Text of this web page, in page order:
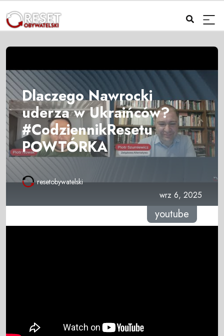
Dlaczego Nawrocki
uderza w Ukraińców?
#CodziennikResetu
POWTÓRKA
resetobywatelski
wrz 6, 2025
youtube